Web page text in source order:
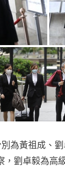
為黃祖成、
，劉卓毅為高